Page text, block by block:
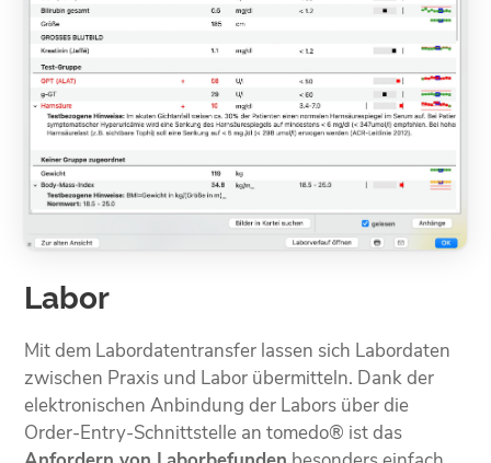
Labor
Mit dem Labordatentransfer lassen sich Labordaten
zwischen Praxis und Labor übermitteln. Dank der
elektronischen Anbindung der Labors über die
Order-Entry-Schnittstelle an tomedo® ist das